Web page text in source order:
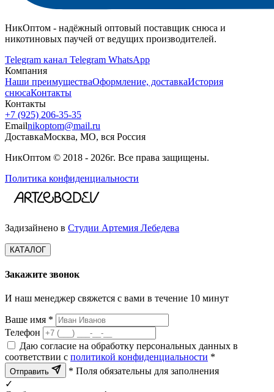
НикОптом - надёжный оптовый поставщик снюса и
никотиновых паучей от ведущих производителей.
Telegram канал Telegram WhatsApp
Компания
Наши преимуществаОформление, доставкаИстория
снюсаКонтакты
Контакты
+7 (925) 206‑35‑35
Emailnikoptom@mail.ru
ДоставкаМосква, МО, вся Россия
НикОптом © 2018 - 2026г. Все права защищены.
Политика конфиденциальности
Задизайнено в Студии Артемия Лебедева
КАТАЛОГ
Закажите звонок
И наш менеджер свяжется с вами в течение 10 минут
Ваше имя *
Телефон
Даю согласие на обработку персональных данных в
соответствии с политикой конфиденциальности *
Отправить
* Поля обязательны для заполнения
✓